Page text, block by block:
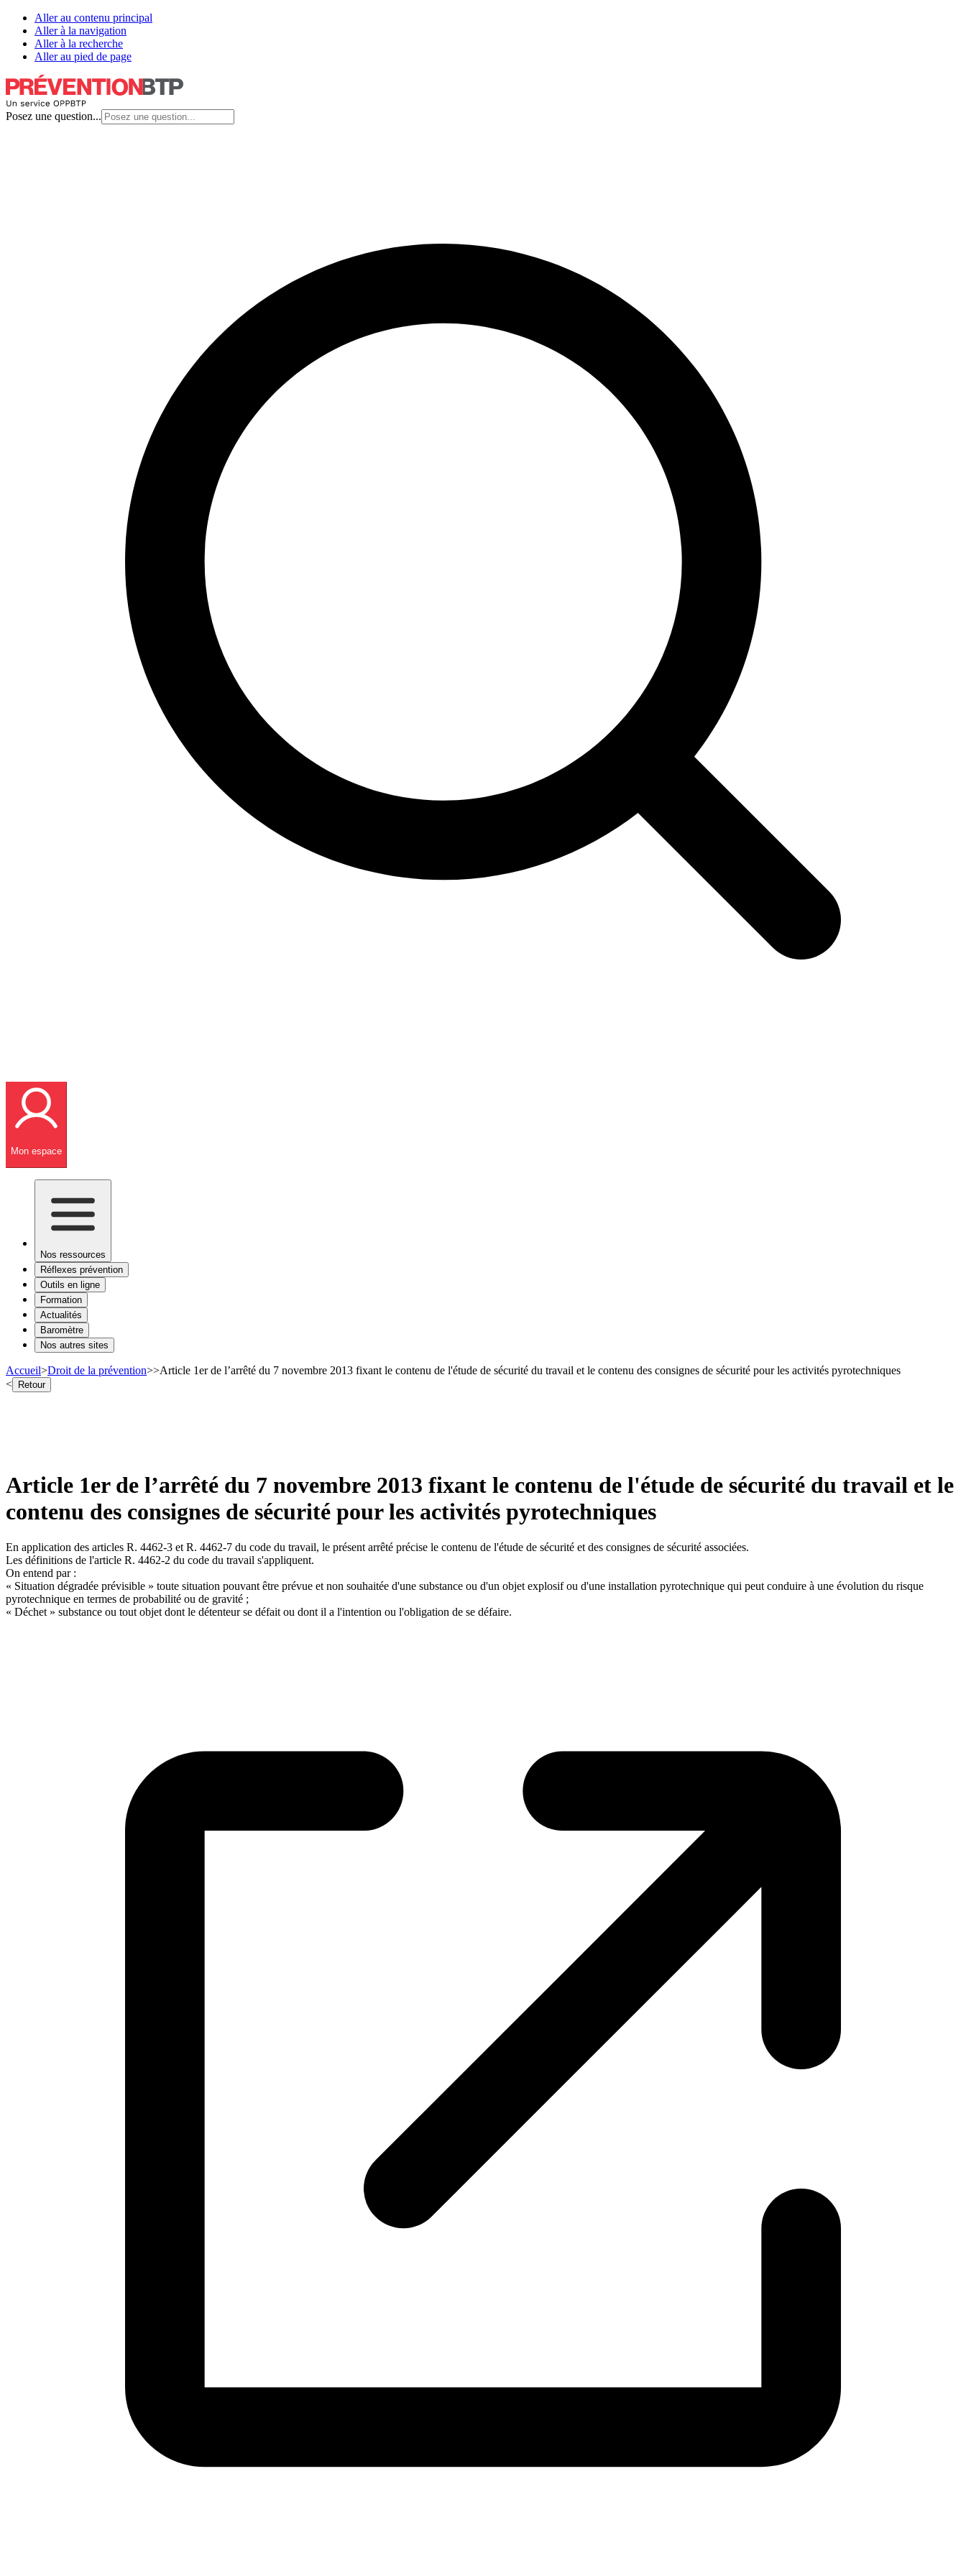
Aller au contenu principal
Aller à la navigation
Aller à la recherche
Aller au pied de page
Posez une question...
Mon espace
Nos ressources
Réflexes prévention
Outils en ligne
Formation
Actualités
Baromètre
Nos autres sites
Accueil>Droit de la prévention>>Article 1er de l’arrêté du 7 novembre 2013 fixant le contenu de l'étude de sécurité du travail et le contenu des consignes de sécurité pour les activités pyrotechniques
< Retour
Article 1er de l’arrêté du 7 novembre 2013 fixant le contenu de l'étude de sécurité du travail et le
contenu des consignes de sécurité pour les activités pyrotechniques
En application des articles R. 4462-3 et R. 4462-7 du code du travail, le présent arrêté précise le contenu de l'étude de sécurité et des consignes de sécurité associées.
Les définitions de l'article R. 4462-2 du code du travail s'appliquent.
On entend par :
« Situation dégradée prévisible » toute situation pouvant être prévue et non souhaitée d'une substance ou d'un objet explosif ou d'une installation pyrotechnique qui peut conduire à une évolution du risque
pyrotechnique en termes de probabilité ou de gravité ;
« Déchet » substance ou tout objet dont le détenteur se défait ou dont il a l'intention ou l'obligation de se défaire.